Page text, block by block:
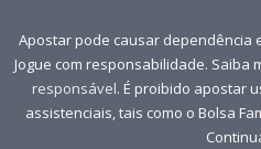
Apostar pode causar dependência
Jogue com responsabilidade. Saiba
responsável. É proibido apostar
assistenciais, tais como o Bolsa